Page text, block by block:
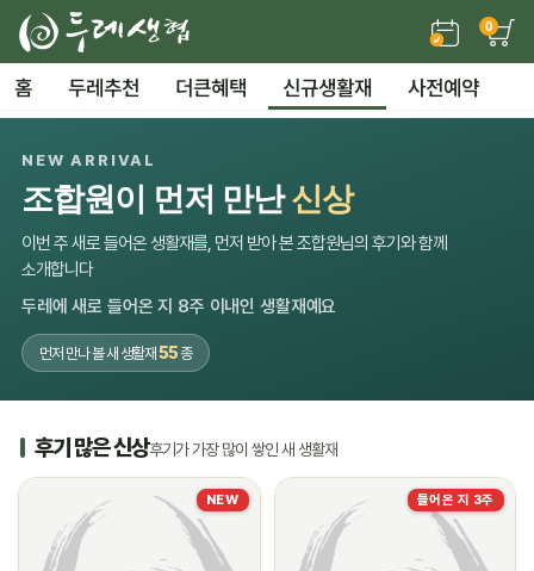
0
홈 두레추천 더큰혜택 신규생활재 사전예약
NEW ARRIVAL
조합원이 먼저 만난신상
이번 주 새로 들어온 생활재를, 먼저 받아 본 조합원님의 후기와 함께
소개합니다
두레에 새로 들어온 지 8주 이내인 생활재예요
먼저 만나 볼 새 생활재 55종
후기 많은 신상후기가 가장 많이 쌓인 새 생활재
NEW 들어온 지 3주